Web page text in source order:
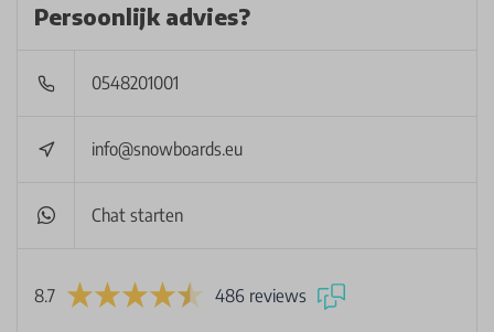
Persoonlijk advies?
0548201001
info@snowboards.eu
Chat starten
8.7 486 reviews